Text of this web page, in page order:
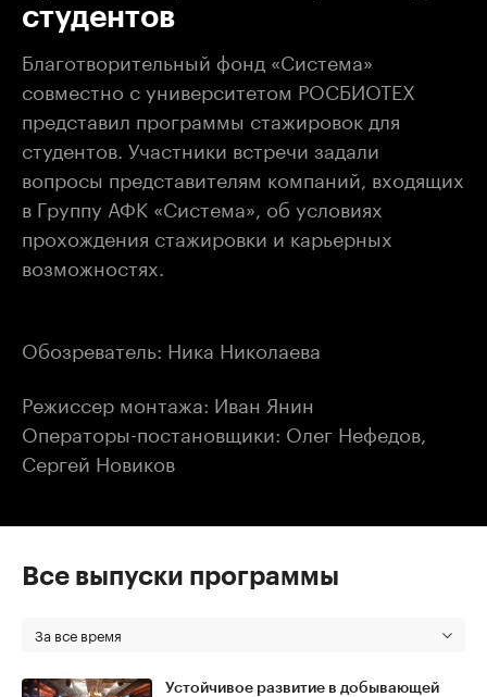
студентов
Благотворительный фонд «Система»
совместно с университетом РОСБИОТЕХ
представил программы стажировок для
студентов. Участники встречи задали
вопросы представителям компаний, входящих
в Группу АФК «Система», об условиях
прохождения стажировки и карьерных
возможностях.
Обозреватель: Ника Николаева
Режиссер монтажа: Иван Янин
Операторы-постановщики: Олег Нефедов,
Сергей Новиков
Все выпуски программы
За все время
Устойчивое развитие в добывающей